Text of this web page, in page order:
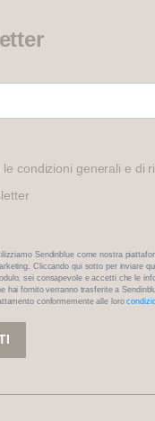
le condizioni generali e di
Sendinblue come nostra
Cliccando qui sotto per inviare
sei consapevole e accetti che le
hai fornito verranno trasferite a
conformemente alle loro